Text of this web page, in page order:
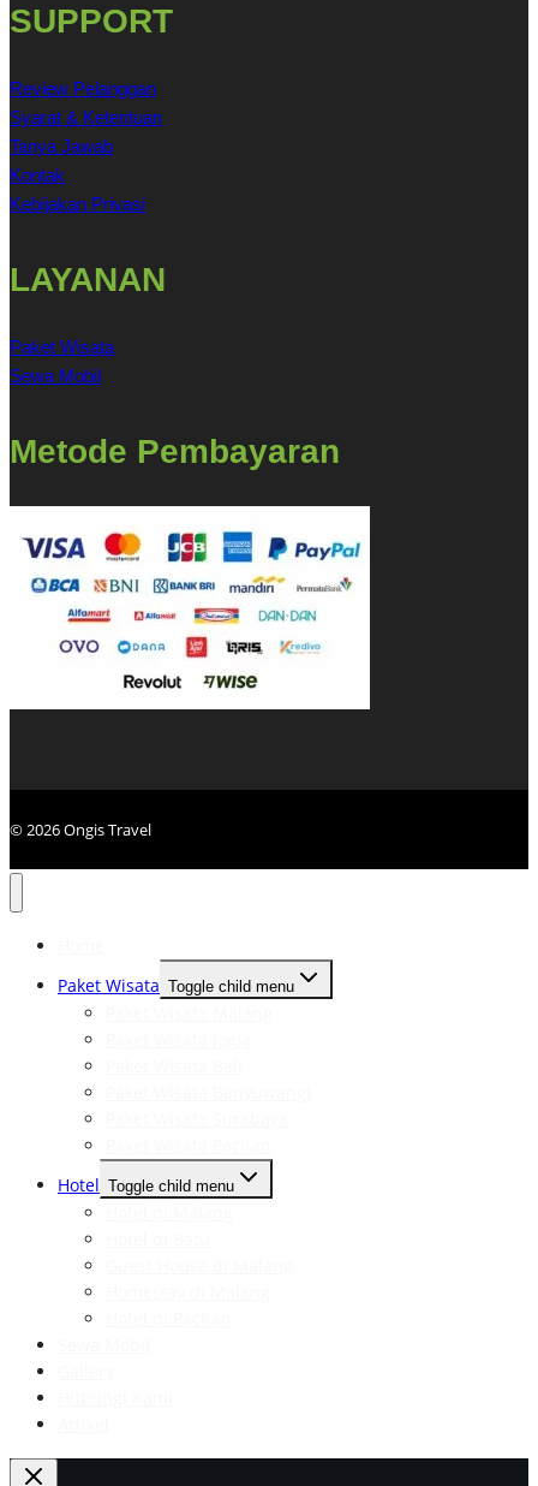
SUPPORT
Review Pelanggan
Syarat & Ketentuan
Tanya Jawab
Kontak
Kebijakan Privasi
LAYANAN
Paket Wisata
Sewa Mobil
Metode Pembayaran
© 2026 Ongis Travel
Paket Wisata Toggle child menu
Hotel Toggle child menu